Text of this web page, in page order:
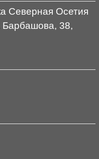
Северная Осетия
Барбашова, 38,